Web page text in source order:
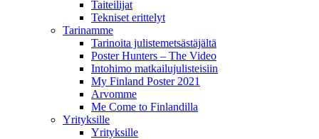
Taiteilijat
Tekniset erittelyt
Tarinamme
Tarinoita julistemetsästäjältä
Poster Hunters – The Video
Intohimo matkailujulisteisiin
My Finland Poster 2021
Arvomme
Me Come to Finlandilla
Yrityksille
Yrityksille